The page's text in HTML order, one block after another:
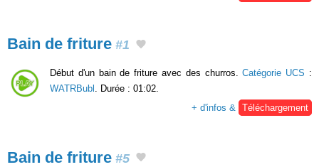
Bain de friture #1
Début d'un bain de friture avec des churros.Catégorie UCS :
WATRBubl . Durée : 01:02.
+ d'infos &
Téléchargement
Bain de friture #5